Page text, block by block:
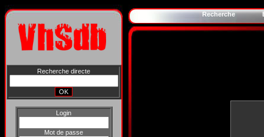
Recherche directe
Login
Mot de passe
Recherche